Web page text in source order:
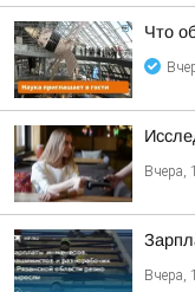
Что
Вчера,
Вчера,